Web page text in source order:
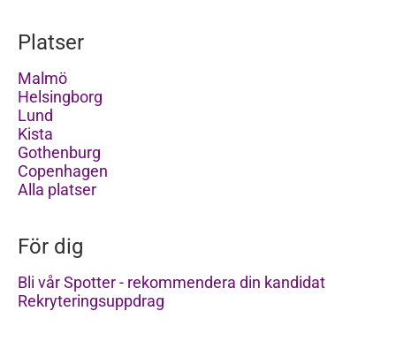
Platser
Malmö
Helsingborg
Lund
Kista
Gothenburg
Copenhagen
Alla platser
För dig
Bli vår Spotter - rekommendera din kandidat
Rekryteringsuppdrag